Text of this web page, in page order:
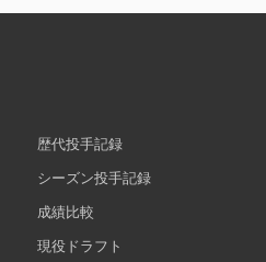
歴代投手記録
シーズン投手記録
成績比較
現役ドラフト